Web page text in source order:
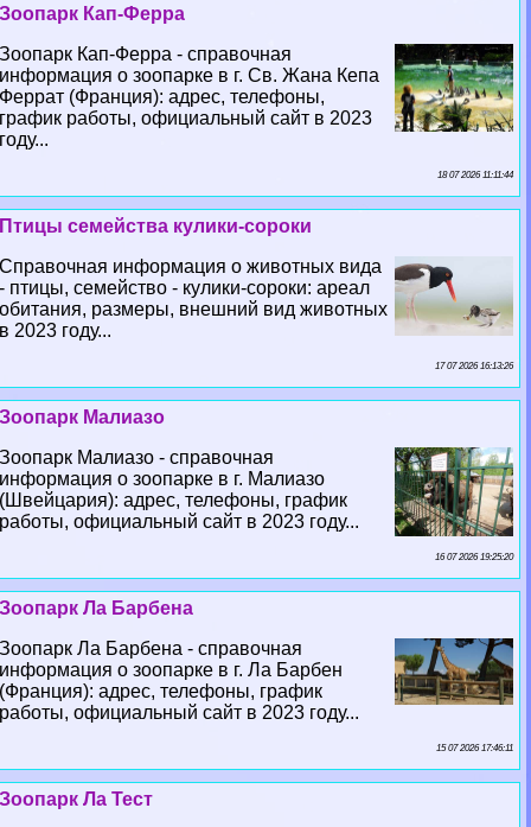
Зоопарк Кап-Ферра
Зоопарк Кап-Ферра - справочная
информация о зоопарке в г. Св. Жана Кепа
Феррат (Франция): адрес, телефоны,
график работы, официальный сайт в 2023
году...
18 07 2026 11:11:44
Птицы семейства кулики-сороки
Справочная информация о животных вида
- птицы, семейство - кулики-сороки: ареал
обитания, размеры, внешний вид животных
в 2023 году...
17 07 2026 16:13:26
Зоопарк Малиазо
Зоопарк Малиазо - справочная
информация о зоопарке в г. Малиазо
(Швейцария): адрес, телефоны, график
работы, официальный сайт в 2023 году...
16 07 2026 19:25:20
Зоопарк Ла Барбена
Зоопарк Ла Барбена - справочная
информация о зоопарке в г. Ла Барбен
(Франция): адрес, телефоны, график
работы, официальный сайт в 2023 году...
15 07 2026 17:46:11
Зоопарк Ла Тест